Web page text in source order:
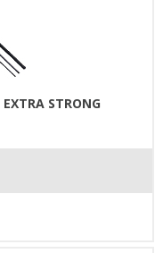
EXTRA STRONG